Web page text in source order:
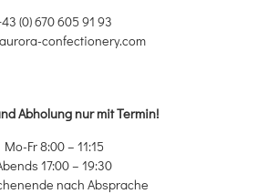
(0) 670 605 91 93
confectionery.com
Abholung nur mit Termin!
Mo-Fr 8:00 – 11:15
17:00 – 19:30
nach Absprache